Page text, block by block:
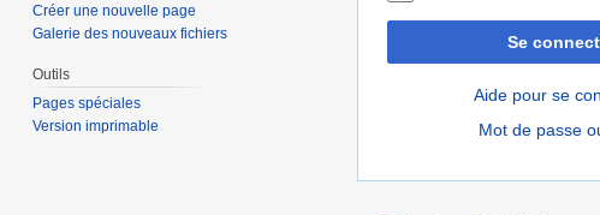
Se
Aide pour se
Mot de passe
Créer une nouvelle page
Galerie des nouveaux fichiers
Outils
Pages spéciales
Version imprimable